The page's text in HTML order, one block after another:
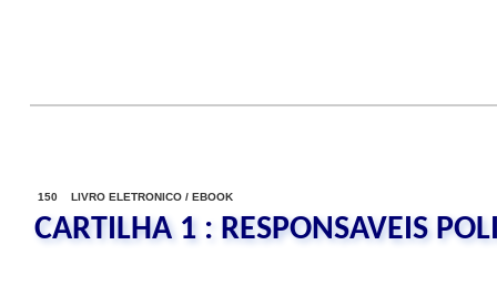
150 LIVRO ELETRONICO / EBOOK
CARTILHA 1 : RESPONSAVEIS